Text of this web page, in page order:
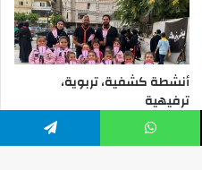
أنشطة كشفية، تربوية،
ترفيهية
واتساب تيلقرام